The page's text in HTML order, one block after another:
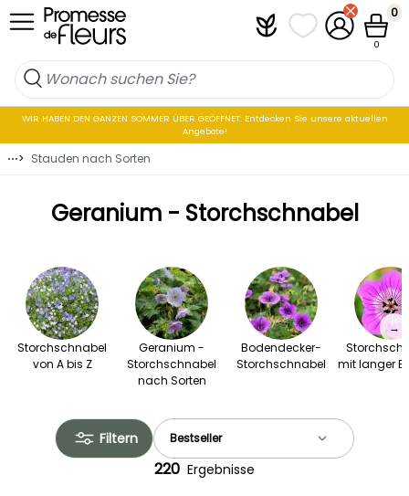
Skip to Content PlantfitMeineMein Konto
0
0
WIR HABEN DEN GANZEN SOMMER ÜBER GEÖFFNET: Entdecken Sie unsere aktuellen
Angebote!
⋯> Stauden nach Sorten
Geranium - Storchschnabel
Storchschnabel
von A bis Z
Geranium -
Storchschnabel
nach Sorten
Bodendecker-
Storchschnabel
mit langer
→
Filtern
220 Ergebnisse